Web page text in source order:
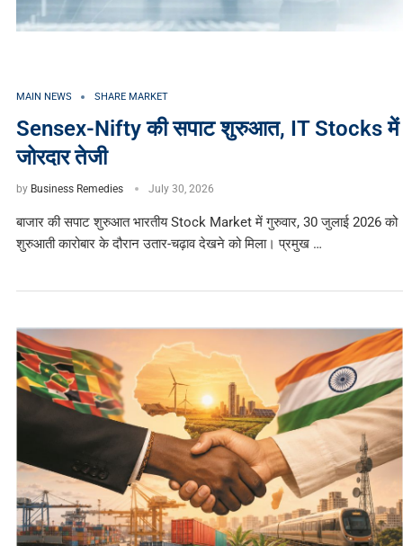
MAIN NEWS SHARE MARKET
Sensex-Nifty की सपाट शुरुआत, IT Stocks में
जोरदार तेजी
by Business Remedies July 30, 2026
बाजार की सपाट शुरुआत भारतीय Stock Market में गुरुवार, 30 जुलाई 2026 को
शुरुआती कारोबार के दौरान उतार-चढ़ाव देखने को मिला। प्रमुख …